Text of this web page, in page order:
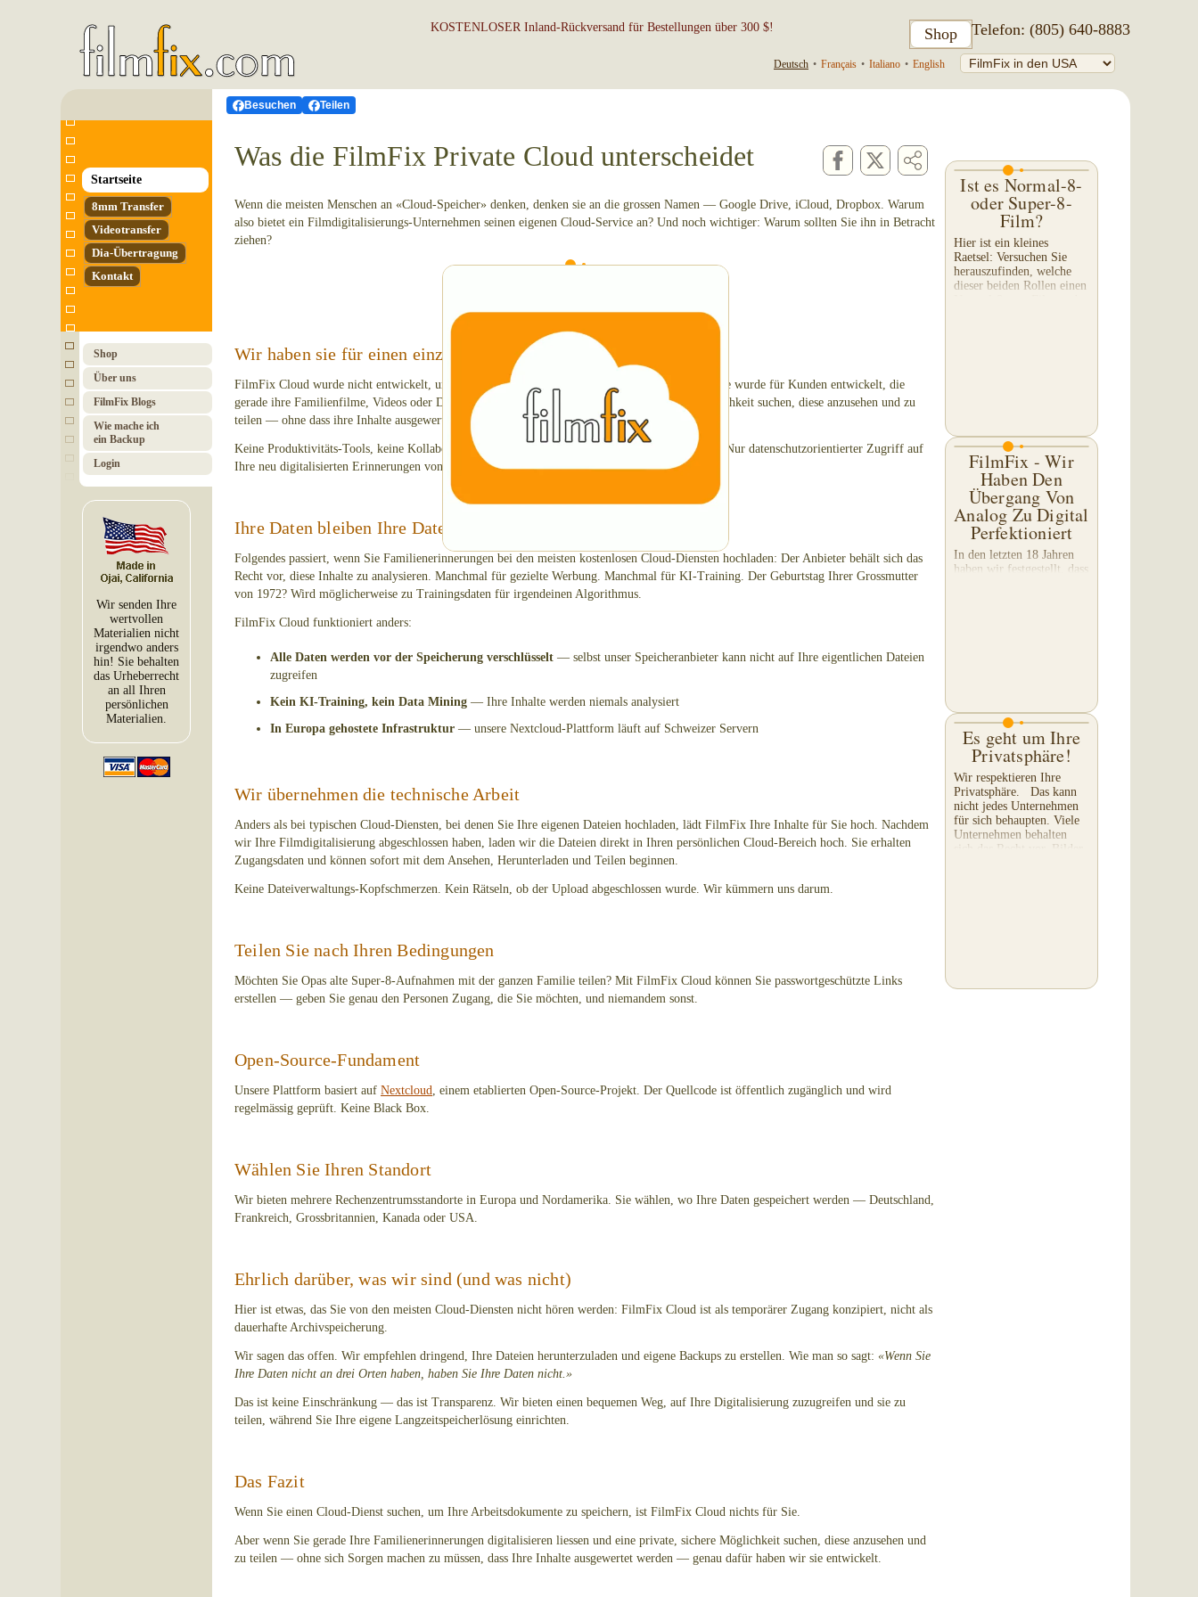
KOSTENLOSER Inland-Rückversand für Bestellungen über 300 $! Shop Telefon: (805) 640-8883
Deutsch • Français • Italiano • English
Besuchen Teilen
Startseite
8mm Transfer
Video­transfer
Dia-Übertragung
Kontakt
Shop
Über uns
FilmFix Blogs
Wie mache ich
ein Backup
Login
Wir senden Ihre
wertvollen
Materialien nicht
irgendwo anders
hin! Sie behalten
das Urheberrecht
an all Ihren
persönlichen
Materialien.
Was die FilmFix Private Cloud unterscheidet
Wenn die meisten Menschen an «Cloud-Speicher» denken, denken sie an die grossen Namen — Google Drive, iCloud, Dropbox. Warum
also bietet ein Filmdigitalisierungs-Unternehmen seinen eigenen Cloud-Service an? Und noch wichtiger: Warum sollten Sie ihn in Betracht
ziehen?
Wir haben sie für einen einzigen Zweck entwickelt: Datenschutz
FilmFix Cloud wurde nicht entwickelt, um mit allgemeinen Cloud-Speichern zu konkurrieren. Sie wurde für Kunden entwickelt, die
gerade ihre Familienfilme, Videos oder Dias digitalisieren liessen und eine private, sichere Möglichkeit suchen, diese anzusehen und zu
teilen — ohne dass ihre Inhalte ausgewertet werden.
Keine Produktivitäts-Tools, keine Kollaborationsfunktionen, kein ausufernder Funktionsumfang. Nur datenschutzorientierter Zugriff auf
Ihre neu digitalisierten Erinnerungen von jedem Gerät aus.
Ihre Daten bleiben Ihre Daten
Folgendes passiert, wenn Sie Familienerinnerungen bei den meisten kostenlosen Cloud-Diensten hochladen: Der Anbieter behält sich das
Recht vor, diese Inhalte zu analysieren. Manchmal für gezielte Werbung. Manchmal für KI-Training. Der Geburtstag Ihrer Grossmutter
von 1972? Wird möglicherweise zu Trainingsdaten für irgendeinen Algorithmus.
FilmFix Cloud funktioniert anders:
Alle Daten werden vor der Speicherung verschlüsselt — selbst unser Speicheranbieter kann nicht auf Ihre eigentlichen Dateien
zugreifen
Kein KI-Training, kein Data Mining — Ihre Inhalte werden niemals analysiert
In Europa gehostete Infrastruktur — unsere Nextcloud-Plattform läuft auf Schweizer Servern
Wir übernehmen die technische Arbeit
Anders als bei typischen Cloud-Diensten, bei denen Sie Ihre eigenen Dateien hochladen, lädt FilmFix Ihre Inhalte für Sie hoch. Nachdem
wir Ihre Filmdigitalisierung abgeschlossen haben, laden wir die Dateien direkt in Ihren persönlichen Cloud-Bereich hoch. Sie erhalten
Zugangsdaten und können sofort mit dem Ansehen, Herunterladen und Teilen beginnen.
Keine Dateiverwaltungs-Kopfschmerzen. Kein Rätseln, ob der Upload abgeschlossen wurde. Wir kümmern uns darum.
Teilen Sie nach Ihren Bedingungen
Möchten Sie Opas alte Super-8-Aufnahmen mit der ganzen Familie teilen? Mit FilmFix Cloud können Sie passwortgeschützte Links
erstellen — geben Sie genau den Personen Zugang, die Sie möchten, und niemandem sonst.
Open-Source-Fundament
Unsere Plattform basiert auf Nextcloud, einem etablierten Open-Source-Projekt. Der Quellcode ist öffentlich zugänglich und wird
regelmässig geprüft. Keine Black Box.
Wählen Sie Ihren Standort
Wir bieten mehrere Rechenzentrumsstandorte in Europa und Nordamerika. Sie wählen, wo Ihre Daten gespeichert werden — Deutschland,
Frankreich, Grossbritannien, Kanada oder USA.
Ehrlich darüber, was wir sind (und was nicht)
Hier ist etwas, das Sie von den meisten Cloud-Diensten nicht hören werden: FilmFix Cloud ist als temporärer Zugang konzipiert, nicht als
dauerhafte Archivspeicherung.
Wir sagen das offen. Wir empfehlen dringend, Ihre Dateien herunterzuladen und eigene Backups zu erstellen. Wie man so sagt: «Wenn Sie
Ihre Daten nicht an drei Orten haben, haben Sie Ihre Daten nicht.»
Das ist keine Einschränkung — das ist Transparenz. Wir bieten einen bequemen Weg, auf Ihre Digitalisierung zuzugreifen und sie zu
teilen, während Sie Ihre eigene Langzeitspeicherlösung einrichten.
Das Fazit
Wenn Sie einen Cloud-Dienst suchen, um Ihre Arbeitsdokumente zu speichern, ist FilmFix Cloud nichts für Sie.
Aber wenn Sie gerade Ihre Familienerinnerungen digitalisieren liessen und eine private, sichere Möglichkeit suchen, diese anzusehen und
zu teilen — ohne sich Sorgen machen zu müssen, dass Ihre Inhalte ausgewertet werden — genau dafür haben wir sie entwickelt.
Ist es Normal-8-
oder Super-8-
Film?
Hier ist ein kleines
Raetsel: Versuchen Sie
herauszufinden, welche
dieser beiden Rollen einen
FilmFix - Wir
Haben Den
Übergang Von
Analog Zu Digital
Perfektioniert
In den letzten 18 Jahren
haben wir festgestellt, dass
Es geht um Ihre
Privatsphäre!
Wir respektieren Ihre
Privatsphäre. Das kann
nicht jedes Unternehmen
für sich behaupten. Viele
Unternehmen behalten
sich das Recht vor, Bilder,